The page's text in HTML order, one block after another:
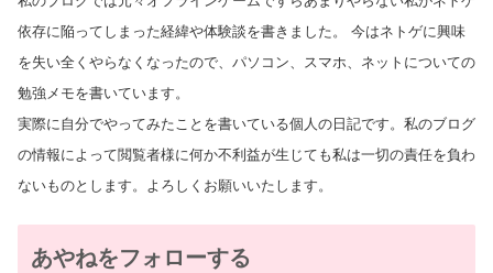
依存に陥ってしまった経緯や体験談を書きました。 今はネトゲに興味
を失い全くやらなくなったので、パソコン、スマホ、ネットについての
勉強メモを書いています。
実際に自分でやってみたことを書いている個人の日記です。私のブログ
の情報によって閲覧者様に何か不利益が生じても私は一切の責任を負わ
ないものとします。よろしくお願いいたします。
あやねをフォローする